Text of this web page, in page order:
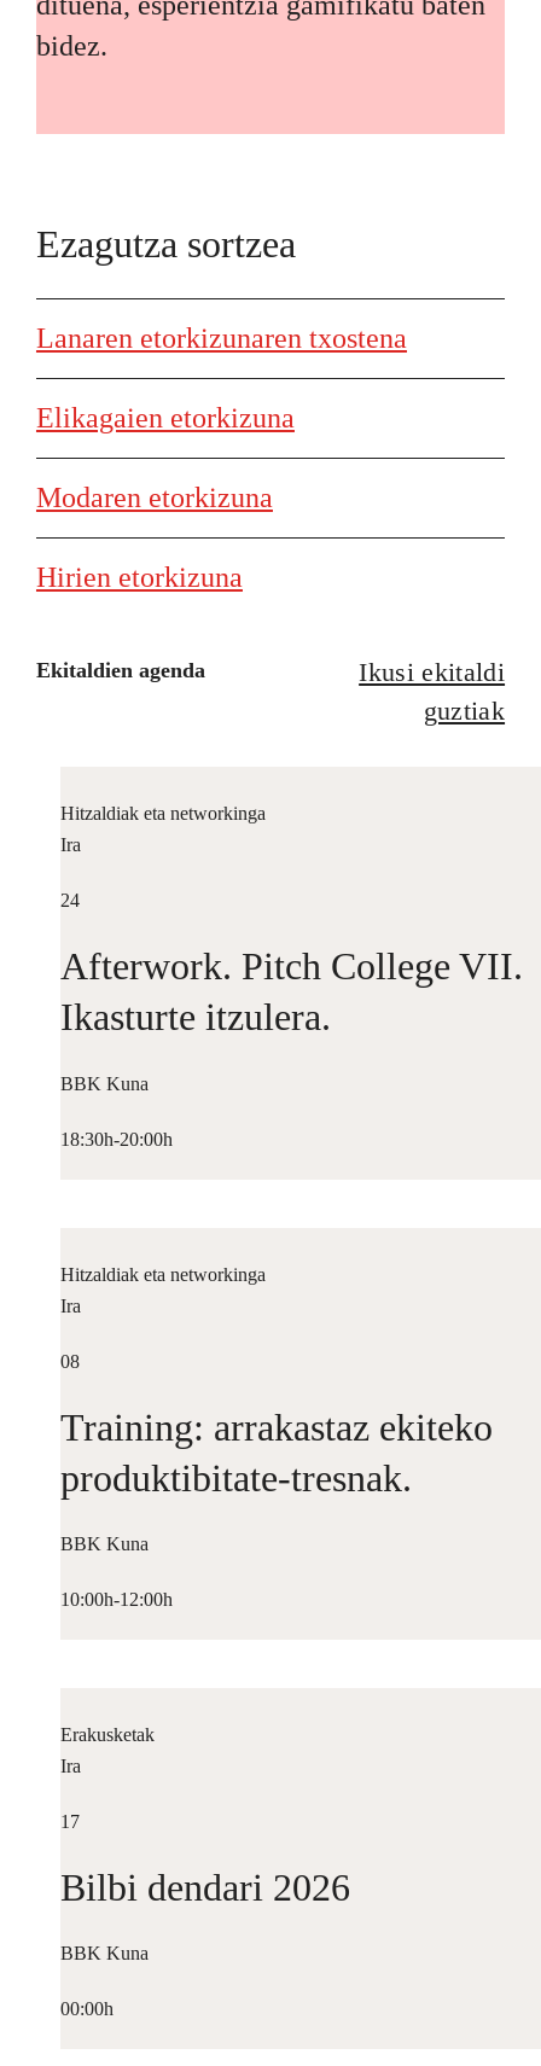
bidez.
Ezagutza sortzea
Lanaren etorkizunaren txostena
Elikagaien etorkizuna
Modaren etorkizuna
Hirien etorkizuna
Ekitaldien agenda
Ikusi ekitaldi
guztiak
Hitzaldiak eta networkinga
Ira
24
Afterwork. Pitch College VII.
Ikasturte itzulera.
BBK Kuna
18:30h-20:00h
Hitzaldiak eta networkinga
Ira
08
Training: arrakastaz ekiteko
produktibitate-tresnak.
BBK Kuna
10:00h-12:00h
Erakusketak
Ira
17
Bilbi dendari 2026
BBK Kuna
00:00h